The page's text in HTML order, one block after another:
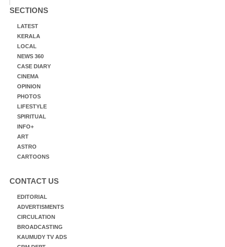
SECTIONS
LATEST
KERALA
LOCAL
NEWS 360
CASE DIARY
CINEMA
OPINION
PHOTOS
LIFESTYLE
SPIRITUAL
INFO+
ART
ASTRO
CARTOONS
CONTACT US
EDITORIAL
ADVERTISMENTS
CIRCULATION
BROADCASTING
KAUMUDY TV ADS